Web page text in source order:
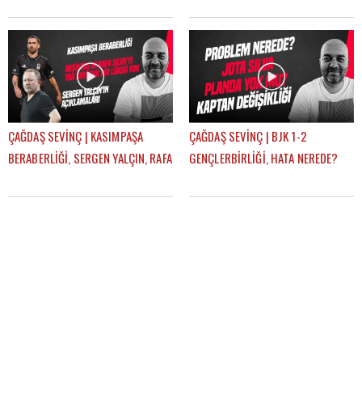
| GÜNDEM BEŞİKTAŞ
GÜNDEM BEŞİKTAŞ
ÇAĞDAŞ SEVİNÇ | KASIMPAŞA
BERABERLİĞİ, SERGEN YALÇIN, RAFA
BEŞİKTAŞ
ÇAĞDAŞ SEVİNÇ | BJK 1-2
GENÇLERBİRLİĞİ, HATA NEREDE?
GÜNDEM BEŞİKTAŞ